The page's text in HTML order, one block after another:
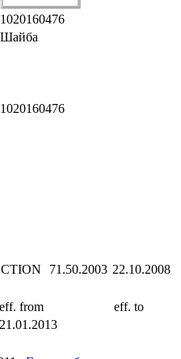
1020160476
Шайба
1020160476
71.50.2003 22.10.2008
eff. from
eff. to
21.01.2013